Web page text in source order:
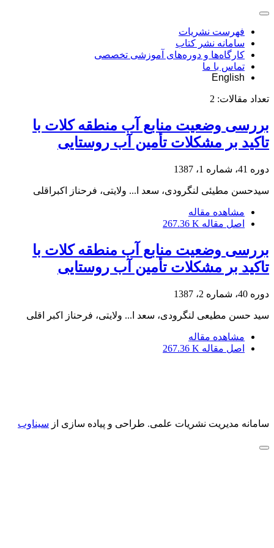
فهرست نشریات
سامانه نشر کتاب
کارگاه‌ها و دوره‌های آموزشی تخصصی
تماس با ما
English
تعداد مقالات: 2
بررسی وضعیت منابع آب منطقه کلات با
تاکید بر مشکلات تأمین آب روستایی
دوره 41، شماره 1، 1387
سیدحسن مطیئی لنگرودی، سعد ا... ولایتی، فرحناز اکبراقلی
مشاهده مقاله
اصل مقاله 267.36 K
بررسی وضعیت منابع آب منطقه کلات با
تاکید بر مشکلات تأمین آب روستایی
دوره 40، شماره 2، 1387
سید حسن مطیعی لنگرودی، سعد ا... ولایتی، فرحناز اکبر اقلی
مشاهده مقاله
اصل مقاله 267.36 K
سامانه مدیریت نشریات علمی. طراحی و پیاده سازی از سیناوب